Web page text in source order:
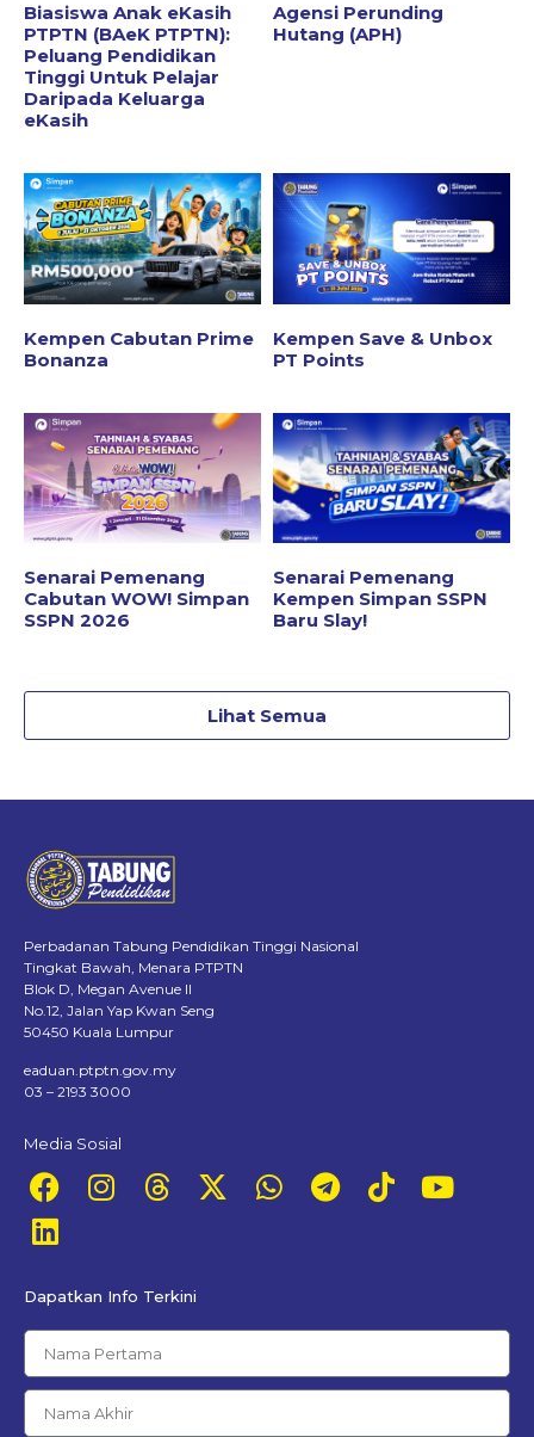
Biasiswa Anak eKasih
PTPTN (BAeK PTPTN):
Peluang Pendidikan
Tinggi Untuk Pelajar
Daripada Keluarga
eKasih
Agensi Perunding
Hutang (APH)
Kempen Cabutan Prime
Bonanza
Kempen Save & Unbox
PT Points
Senarai Pemenang
Cabutan WOW! Simpan
SSPN 2026
Senarai Pemenang
Kempen Simpan SSPN
Baru Slay!
Lihat Semua
Perbadanan Tabung Pendidikan Tinggi Nasional
Tingkat Bawah, Menara PTPTN
Blok D, Megan Avenue II
No.12, Jalan Yap Kwan Seng
50450 Kuala Lumpur
eaduan.ptptn.gov.my
03 – 2193 3000
Media Sosial
Dapatkan Info Terkini